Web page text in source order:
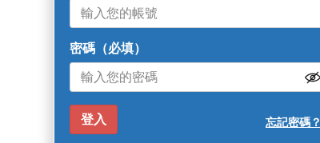
密碼 （必填）
忘記密碼？